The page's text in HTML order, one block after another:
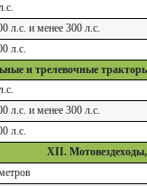
л.с. и менее 300 л.с.
л.с.
и трелевочные
л.с. и менее 300 л.с.
л.с.
XII. Мотовездеходы,